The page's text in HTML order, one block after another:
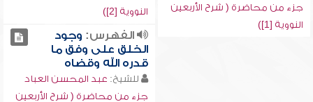
جزء من محاضرة ( شرح الأربعين
النووية [1])
النووية [2])
الفهرس: وجود
الخلق على وفق ما
قدره الله وقضاه
للشيخ: عبد المحسن العباد
جزء من محاضرة ( شرح الأربعين